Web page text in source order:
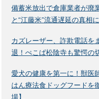
備蓄米放出で倉庫業者が廃
と“江藤米”流通遅延の真相
カズレーザー、詐欺電話を
退！ぺこぱ松陰寺も驚愕の
愛犬の健康を第一に！獣医
はん療法食ドッグフードを
場】